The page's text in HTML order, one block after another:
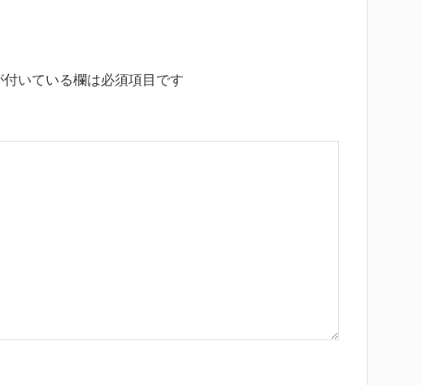
付いている欄は必須項目です